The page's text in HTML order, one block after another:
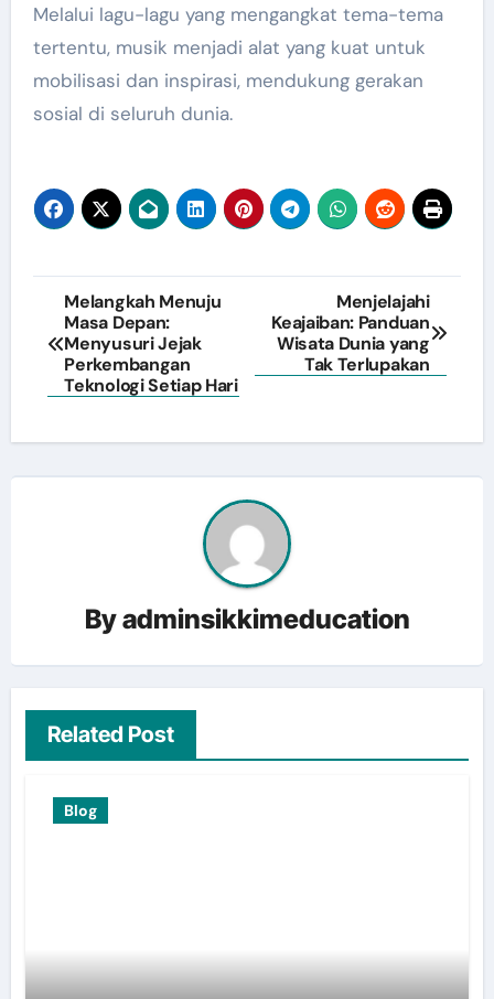
Melalui lagu-lagu yang mengangkat tema-tema
tertentu, musik menjadi alat yang kuat untuk
mobilisasi dan inspirasi, mendukung gerakan
sosial di seluruh dunia.
Post
navigation
Melangkah Menuju
Masa Depan:
Menyusuri Jejak
Perkembangan
Teknologi Setiap Hari
Menjelajahi
Keajaiban: Panduan
Wisata Dunia yang
Tak Terlupakan
Byadminsikkimeducation
Related Post
Blog